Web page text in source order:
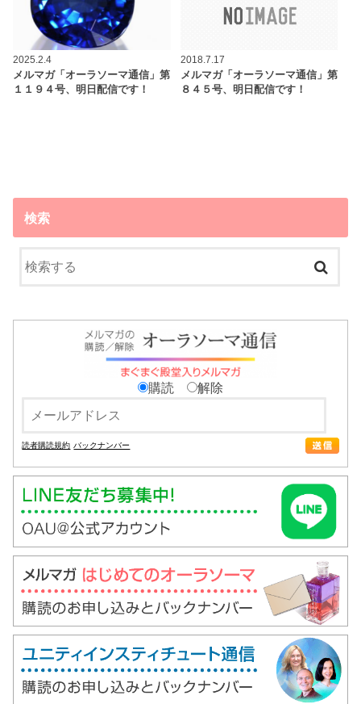
2025.2.4
メルマガ「オーラソーマ通信」第
１１９４号、明日配信です！
2018.7.17
メルマガ「オーラソーマ通信」第
８４５号、明日配信です！
検索
購読 解除
読者購読規約 バックナンバー